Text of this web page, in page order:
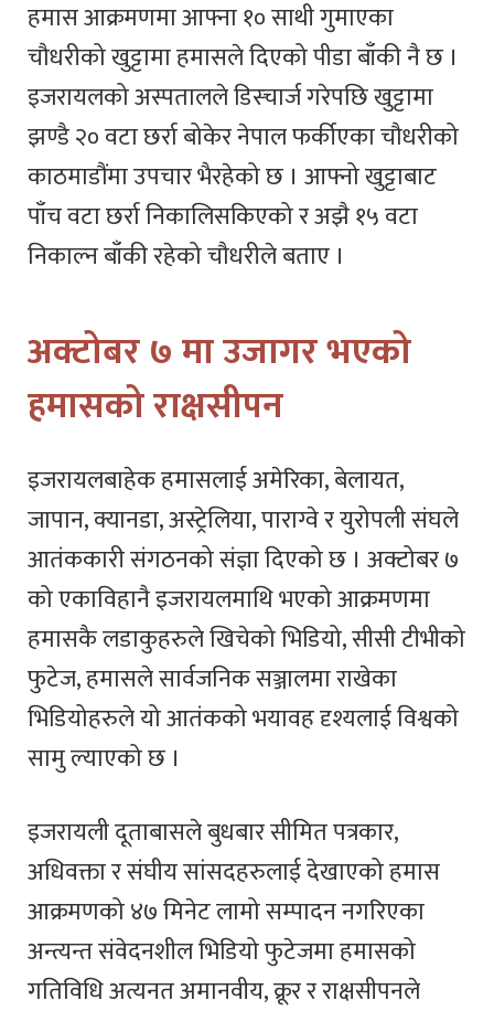
हमास आक्रमणमा आफ्ना १० साथी गुमाएका
चौधरीको खुट्टामा हमासले दिएको पीडा बाँकी नै छ ।
इजरायलको अस्पतालले डिस्चार्ज गरेपछि खुट्टामा
झण्डै २० वटा छर्रा बोकेर नेपाल फर्कीएका चौधरीको
काठमाडौंमा उपचार भैरहेको छ । आफ्नो खुट्टाबाट
पाँच वटा छर्रा निकालिसकिएको र अझै १५ वटा
निकाल्न बाँकी रहेको चौधरीले बताए ।
अक्टोबर ७ मा उजागर भएको
हमासको राक्षसीपन
इजरायलबाहेक हमासलाई अमेरिका, बेलायत,
जापान, क्यानडा, अस्ट्रेलिया, पाराग्वे र युरोपली संघले
आतंककारी संगठनको संज्ञा दिएको छ । अक्टोबर ७
को एकाविहानै इजरायलमाथि भएको आक्रमणमा
हमासकै लडाकुहरुले खिचेको भिडियो, सीसी टीभीको
फुटेज, हमासले सार्वजनिक सञ्जालमा राखेका
भिडियोहरुले यो आतंकको भयावह दृश्यलाई विश्वको
सामु ल्याएको छ ।
इजरायली दूताबासले बुधबार सीमित पत्रकार,
अधिवक्ता र संघीय सांसदहरुलाई देखाएको हमास
आक्रमणको ४७ मिनेट लामो सम्पादन नगरिएका
अन्त्यन्त संवेदनशील भिडियो फुटेजमा हमासको
गतिविधि अत्यनत अमानवीय, क्रूर र राक्षसीपनले